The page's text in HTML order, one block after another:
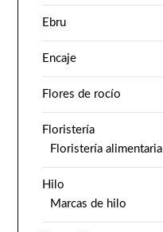
Ebru
Encaje
Flores de rocío
Floristería
Floristería alimentaria
Hilo
Marcas de hilo